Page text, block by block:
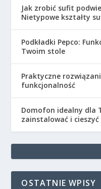
Jak zrobić sufit
Nietypowe kształty
Podkładki Pepco:
Twoim stole
Praktyczne
funkcjonalność
Domofon idealny dla
zainstalować i
OSTATNIE WPISY